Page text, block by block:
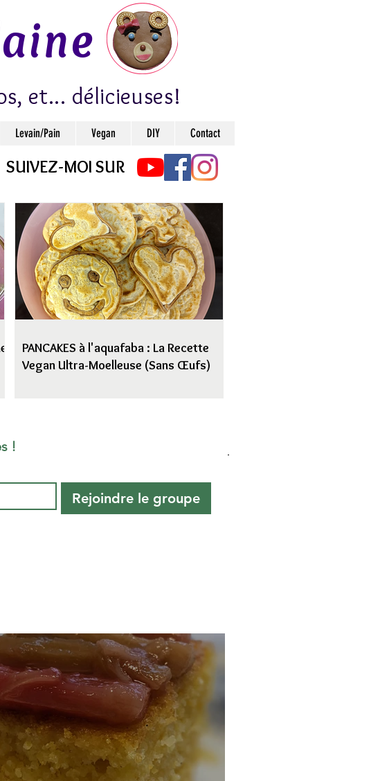
et... délicieuses!
Levain/Pain Vegan DIY Contact
SUIVEZ-MOI SUR
PANCAKES à l'aquafaba : La Recette
Vegan Ultra-Moelleuse (Sans Œufs)
!
Rejoindre le groupe